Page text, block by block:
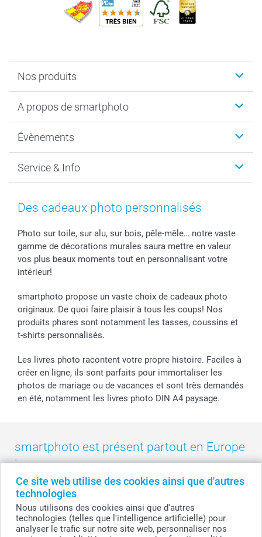
Ce site web utilise des cookies ainsi que d'autres
technologies
Nous utilisons des cookies ainsi que d'autres
technologies (telles que l'intelligence artificielle) pour
analyser le trafic sur notre site web, personnaliser nos
Nos produits
Cadeaux photo
MyNameBook
Développement photo & Tirage photo
Cadres photo & accessoires déco
Calendrier photos & Agendas photo
Stickers & Etiquettes
Chèque Cadeau
A propos de smartphoto
Durabilité
Gestion des cookies
Mentions Légales
Affiliation
Investor Relations
B2B smartbusiness
Droit de rétractation
Évènements
Nouvel An
Fête des Mères
Confirmation ou communion
Mariage
Fête d'anniversaire
Collection naissance
Tous les évènements
Service & Info
Tarifs et frais de livraison
Livraison en 48 heures
Modes de Paiement
Identifiez-vous
Plan du site
Statut de ma commande
smarfriends
smartgarantie
smartbonus
Des cadeaux photo personnalisés
Photo sur toile, sur alu, sur bois, pêle-mêle… notre vaste
gamme de décorations murales saura mettre en valeur
vos plus beaux moments tout en personnalisant votre
intérieur!
smartphoto propose un vaste choix de cadeaux photo
originaux. De quoi faire plaisir à tous les coups! Nos
produits phares sont notamment les tasses, coussins et
t-shirts personnalisés.
Les livres photo racontent votre propre histoire. Faciles à
créer en ligne, ils sont parfaits pour immortaliser les
photos de mariage ou de vacances et sont très demandés
en été, notamment les livres photo DIN A4 paysage.
smartphoto est présent partout en Europe
:
België - Belgique - Danmark - Deutschland - France - Ireland
- Nederland - Norge
Switzerland - Suomi - Sverige - United Kingdom
Other Countries